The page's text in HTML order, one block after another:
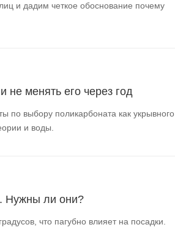
и дадим четкое обоснование почему
не менять его через год
по выбору поликарбоната как укрывного
и воды.
Нужны ли они?
что пагубно влияет на посадки.